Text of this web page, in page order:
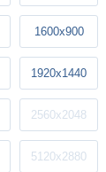
1600x900
1920x1440
2560x2048
5120x2880